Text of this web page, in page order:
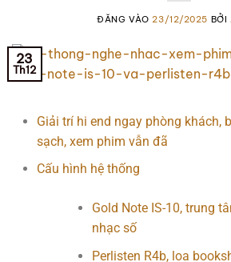
ĐĂNG VÀO 23/12/2025 BỞI
23
Th12
Giải trí hi end ngay phòng khách,
sạch, xem phim vẫn đã
Cấu hình hệ thống
Gold Note IS-10, trung
nhạc số
Perlisten R4b, loa